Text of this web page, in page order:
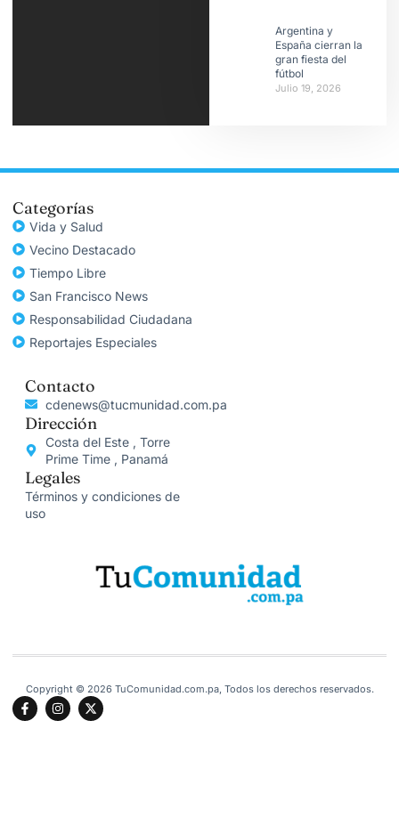
Argentina y
España cierran la
gran fiesta del
fútbol
Julio 19, 2026
Categorías
Vida y Salud
Vecino Destacado
Tiempo Libre
San Francisco News
Responsabilidad Ciudadana
Reportajes Especiales
Contacto
cdenews@tucmunidad.com.pa
Dirección
Costa del Este , Torre
Prime Time , Panamá
Legales
Términos y condiciones de
uso
Copyright © 2026 TuComunidad.com.pa, Todos los derechos reservados.